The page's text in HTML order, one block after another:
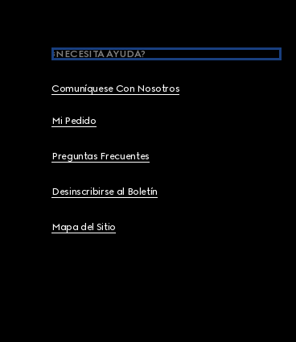
¿NECESITA AYUDA?
Comuníquese Con Nosotros
Mi Pedido
Preguntas Frecuentes
Desinscribirse al Boletín
Mapa del Sitio